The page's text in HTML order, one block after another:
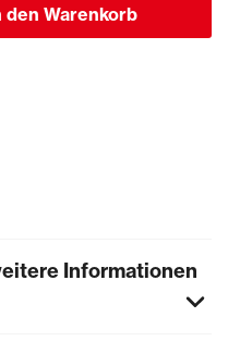
den Warenkorb
Informationen